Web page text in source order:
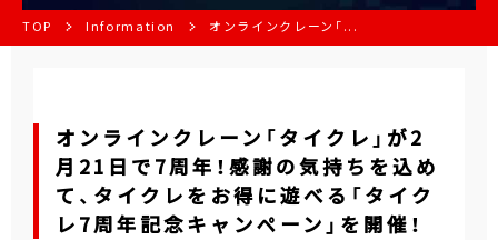
TOP Information オンラインクレーン「...
オンラインクレーン「タイクレ」が2
月21日で7周年！感謝の気持ちを込め
て、タイクレをお得に遊べる「タイク
レ7周年記念キャンペーン」を開催！